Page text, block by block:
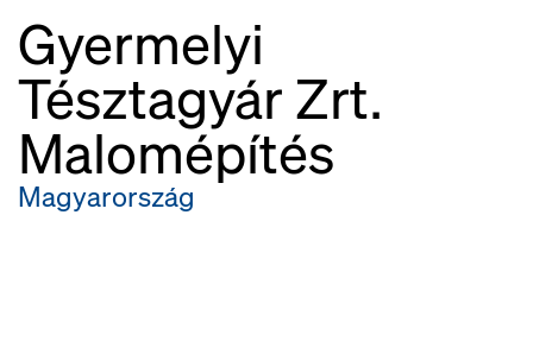
Gyermelyi
Tésztagyár Zrt.
Malomépítés
Magyarország